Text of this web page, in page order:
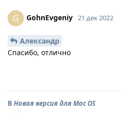
G GohnEvgeniy 21 дек 2022
Александр
Спасибо, отлично
В Новая версия для Mac OS